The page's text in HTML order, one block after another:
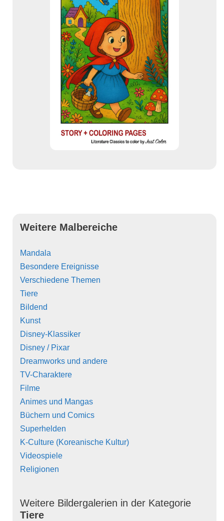
Weitere Malbereiche
Mandala
Besondere Ereignisse
Verschiedene Themen
Tiere
Bildend
Kunst
Disney-Klassiker
Disney / Pixar
Dreamworks und andere
TV-Charaktere
Filme
Animes und Mangas
Büchern und Comics
Superhelden
K-Culture (Koreanische Kultur)
Videospiele
Religionen
Weitere Bildergalerien in der Kategorie
Tiere